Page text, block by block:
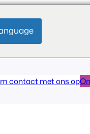
contact met ons op